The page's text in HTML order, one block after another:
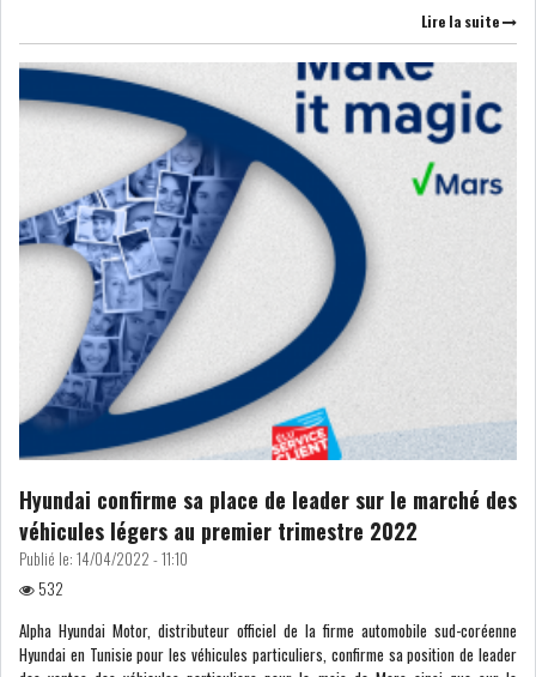
HAUSSE DES RÉSERVES DE
DEVISES À 97 JOUR...
LE DÉFICIT COURANT SE
CREUSE À NOUVEAU,...
INS : L'INFLATION RECULE À
5,1% EN...
IRADA : PREMIER APPEL À
FONDATION POUR L...
RSS
POLITIQUE
ELECTIONS
ACTUALITÉS
Lire la suite
Hyundai confirme sa place de leader sur le marché des
véhicules légers au premier trimestre 2022
Publié le: 14/04/2022 - 11:10
532
Alpha Hyundai Motor, distributeur officiel de la firme automobile sud-coréenne
Hyundai en Tunisie pour les véhicules particuliers, confirme sa position de leader